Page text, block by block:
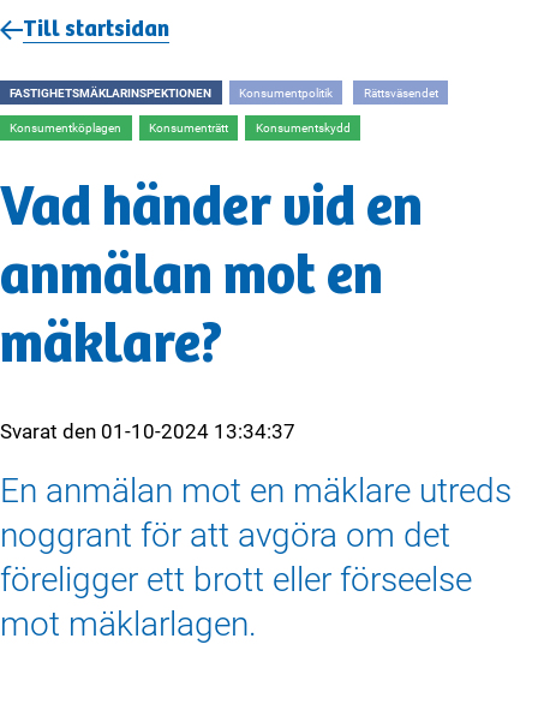
Till startsidan
FASTIGHETSMÄKLARINSPEKTIONEN Konsumentpolitik Rättsväsendet
Konsumentköplagen Konsumenträtt Konsumentskydd
Vad händer vid en
anmälan mot en
mäklare?
Svarat den 01-10-2024 13:34:37
En anmälan mot en mäklare utreds
noggrant för att avgöra om det
föreligger ett brott eller förseelse
mot mäklarlagen.